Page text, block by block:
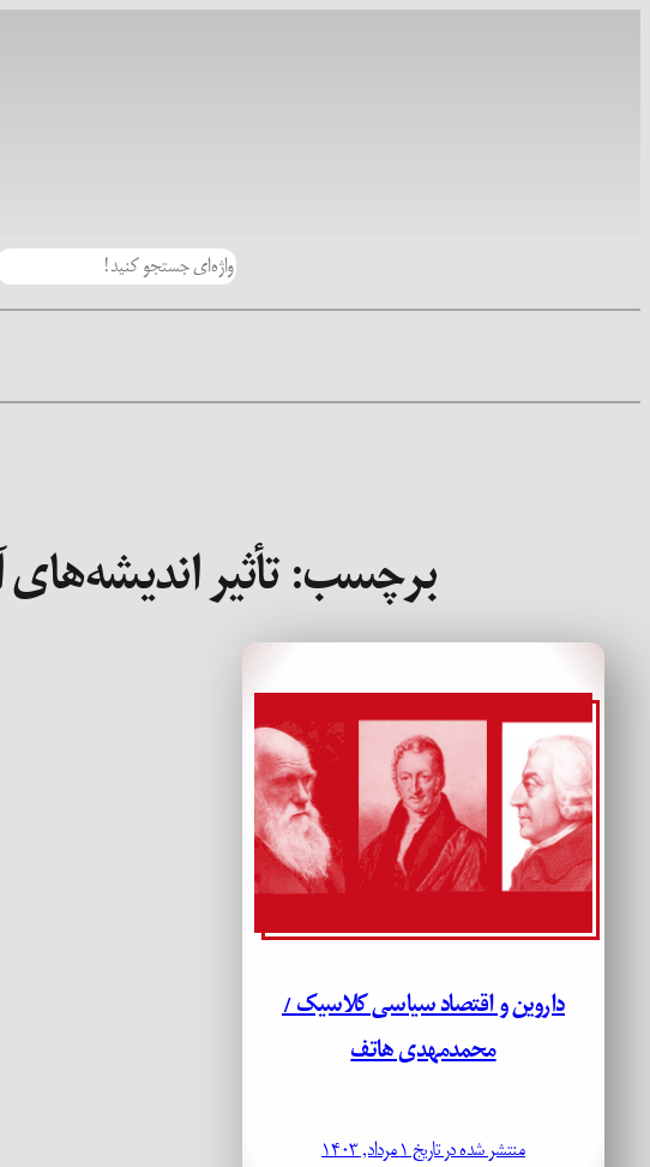
برچسب:تأثیر
داروین و اقتصاد سیاسی کلاسیک /
محمدمهدی هاتف
منتشر شده در تاریخ ۱ مرداد, ۱۴۰۳